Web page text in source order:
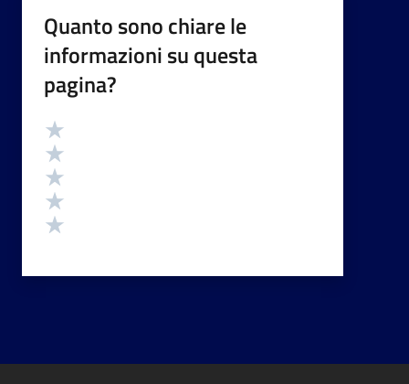
Quanto sono chiare le
informazioni su questa
pagina?
Valutazione